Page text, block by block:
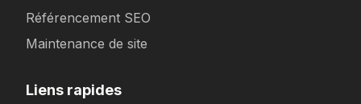
Référencement SEO
Maintenance de site
Liens rapides